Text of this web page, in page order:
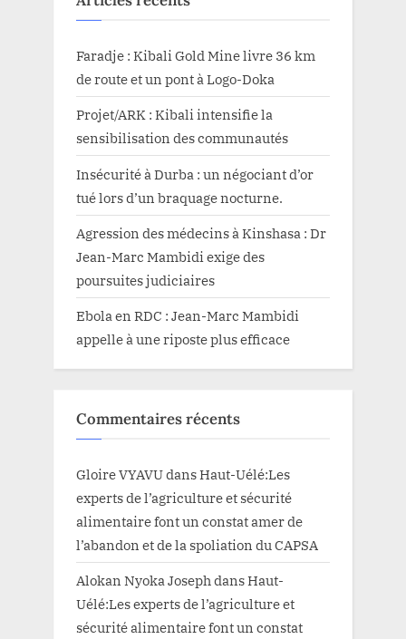
Faradje : Kibali Gold Mine livre 36 km
de route et un pont à Logo-Doka
Projet/ARK : Kibali intensifie la
sensibilisation des communautés
Insécurité à Durba : un négociant d’or
tué lors d’un braquage nocturne.
Agression des médecins à Kinshasa : Dr
Jean-Marc Mambidi exige des
poursuites judiciaires
Ebola en RDC : Jean-Marc Mambidi
appelle à une riposte plus efficace
Commentaires récents
Gloire VYAVUdansHaut-Uélé:Les
experts de l’agriculture et sécurité
alimentaire font un constat amer de
l’abandon et de la spoliation du CAPSA
Alokan Nyoka JosephdansHaut-
Uélé:Les experts de l’agriculture et
sécurité alimentaire font un constat